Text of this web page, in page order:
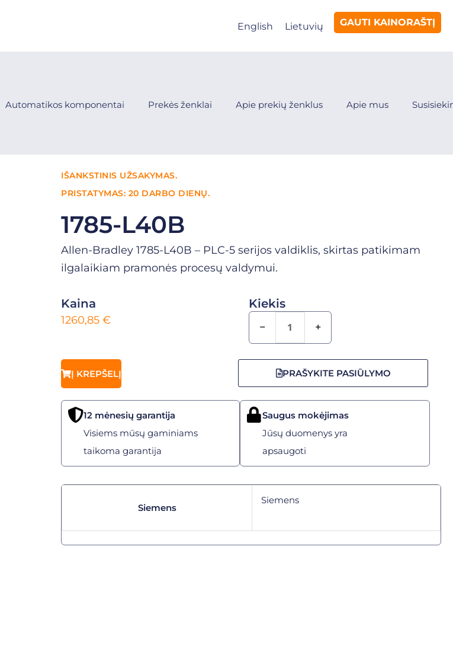
GAUTI KAINORAŠTĮ
English Lietuvių
Automatikos komponentai Prekės ženklai Apie prekių ženklus Apie mus
IŠANKSTINIS UŽSAKYMAS.
PRISTATYMAS: 20 DARBO DIENŲ.
1785-L40B
Allen-Bradley 1785-L40B – PLC-5 serijos valdiklis, skirtas patikimam
ilgalaikiam pramonės procesų valdymui.
Kaina
1260,85 €
Kiekis
− +
Į KREPŠELĮ PRAŠYKITE PASIŪLYMO
12 mėnesių garantija
Visiems mūsų gaminiams
taikoma garantija
Saugus mokėjimas
Jūsų duomenys yra
apsaugoti
Siemens
Siemens